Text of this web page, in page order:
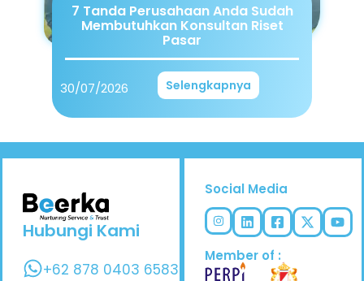
7 Tanda Perusahaan Anda Sudah
Membutuhkan Konsultan Riset
Pasar
30/07/2026 Selengkapnya
Hubungi Kami
+62 878 0403 6583
Social Media
Member of :